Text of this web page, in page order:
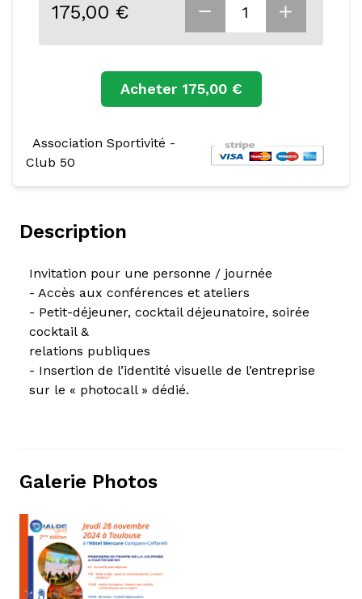
175,00 €
Acheter 175,00 €
Association Sportivité -
Club 50
Description
Invitation pour une personne / journée
- Accès aux conférences et ateliers
- Petit-déjeuner, cocktail déjeunatoire, soirée
cocktail &
relations publiques
- Insertion de l’identité visuelle de l’entreprise
sur le « photocall » dédié.
Galerie Photos